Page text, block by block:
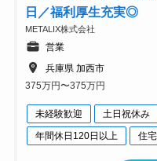
日／福利厚生充実◎
METALIX株式会社
営業
兵庫県 加西市
375万円〜375万円
未経験歓迎 土日祝休み
年間休日120日以上
住